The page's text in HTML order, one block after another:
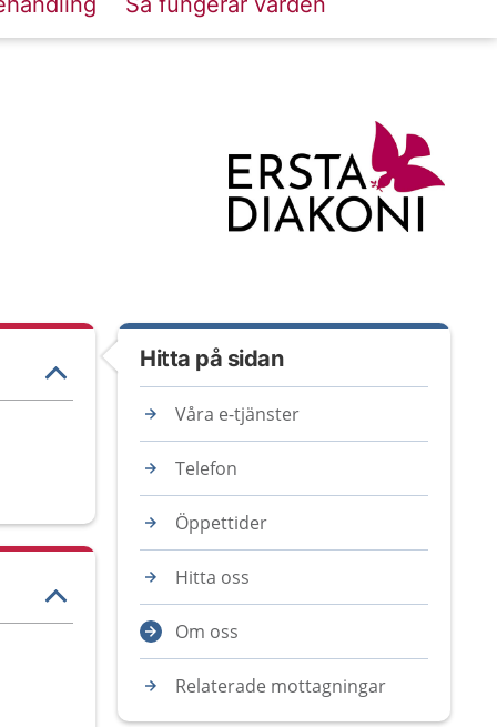
Hitta på sidan
Våra e-tjänster
Telefon
Öppettider
Hitta oss
Om oss
Relaterade mottagningar